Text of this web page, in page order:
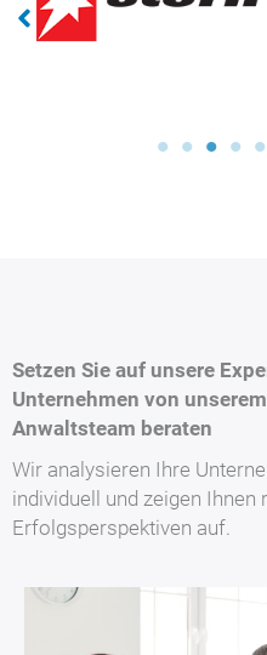
Setzen Sie auf unsere
Unternehmen von
Anwaltsteam beraten
Wir analysieren Ihre
individuell und zeigen
Erfolgsperspektiven auf.